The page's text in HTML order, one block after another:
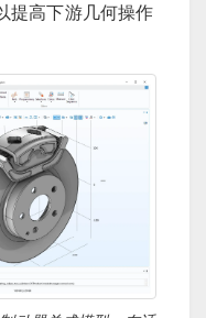
提高下游几何操作